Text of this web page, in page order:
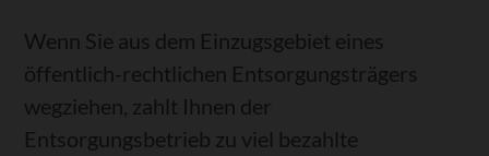
Wenn Sie aus dem Einzugsgebiet eines
öffentlich-rechtlichen Entsorgungsträgers
wegziehen, zahlt Ihnen der
Entsorgungsbetrieb zu viel bezahlte